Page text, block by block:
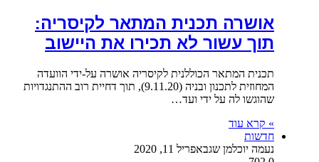
אושרה תכנית המתאר לקיסריה:
תוך עשור לא תכירו את היישוב
תכנית המתאר הכוללנית לקיסריה אושרה על-ידי הוועדה
המחוזית לתכנון ובניה (9.11.20), תוך דחיית רוב ההתנגדויות
שהוגשו לה על ידי ועד…
» קרא עוד
חדשות
נעמה יוכלמן שגבאפריל 11, 2020